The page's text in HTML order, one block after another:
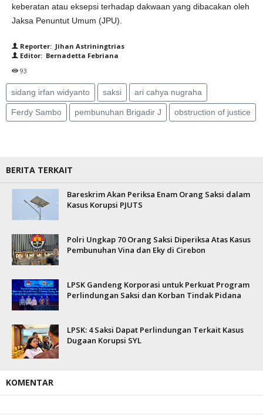
keberatan atau eksepsi terhadap dakwaan yang dibacakan oleh
Jaksa Penuntut Umum (JPU).
Reporter: Jihan Astriningtrias
Editor: Bernadetta Febriana
93
sidang irfan widyanto saksi ari cahya nugraha
Ferdy Sambo pembunuhan Brigadir J obstruction of justice
BERITA TERKAIT
Bareskrim Akan Periksa Enam Orang Saksi dalam
Kasus Korupsi PJUTS
Polri Ungkap 70 Orang Saksi Diperiksa Atas Kasus
Pembunuhan Vina dan Eky di Cirebon
LPSK Gandeng Korporasi untuk Perkuat Program
Perlindungan Saksi dan Korban Tindak Pidana
LPSK: 4 Saksi Dapat Perlindungan Terkait Kasus
Dugaan Korupsi SYL
KOMENTAR